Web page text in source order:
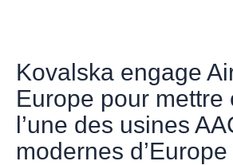
Kovalska engage
Europe pour mettre
l’une des usines
modernes d’Europe